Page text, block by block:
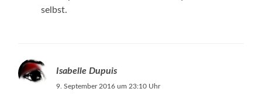
selbst.
Isabelle Dupuis
9. September 2016 um 23:10 Uhr